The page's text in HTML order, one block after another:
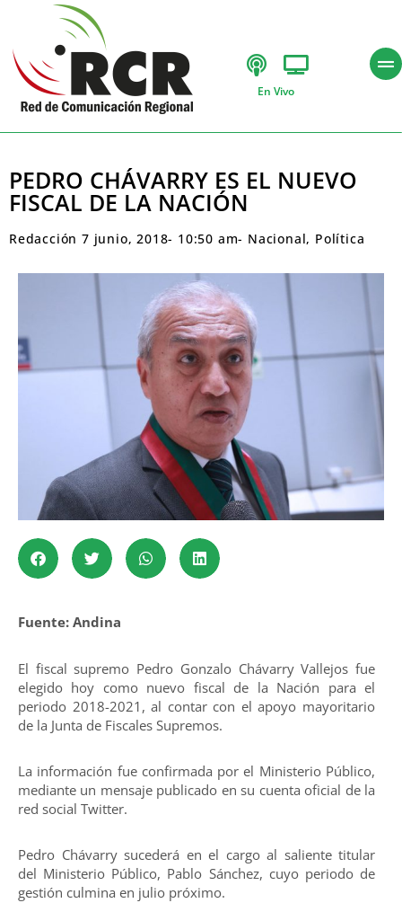
En Vivo
PEDRO CHÁVARRY ES EL NUEVO
FISCAL DE LA NACIÓN
Redacción 7 junio, 2018- 10:50 am- Nacional, Política
Fuente: Andina
El fiscal supremo Pedro Gonzalo Chávarry Vallejos fue
elegido hoy como nuevo fiscal de la Nación para el
periodo 2018-2021, al contar con el apoyo mayoritario
de la Junta de Fiscales Supremos.
La información fue confirmada por el Ministerio Público,
mediante un mensaje publicado en su cuenta oficial de la
red social Twitter.
Pedro Chávarry sucederá en el cargo al saliente titular
del Ministerio Público, Pablo Sánchez, cuyo periodo de
gestión culmina en julio próximo.